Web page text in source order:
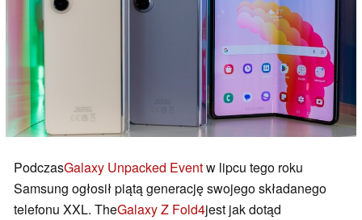
PodczasGalaxy Unpacked Eventw lipcu tego roku
Samsung ogłosił piątą generację swojego składanego
telefonu XXL. TheGalaxy Z Fold4jest jak dotąd